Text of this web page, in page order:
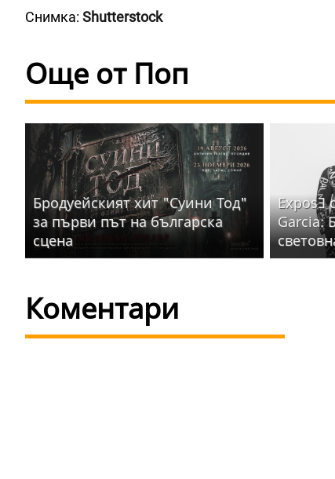
Снимка: Shutterstock
Още от Поп
Бродуейският хит "Суини Тод"
за първи път на българска
сцена
ExposƎ
Garcia:
Коментари